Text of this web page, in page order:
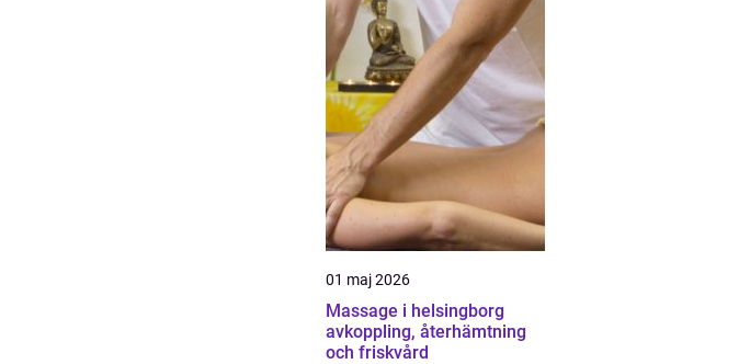
01 maj 2026
Massage i helsingborg
avkoppling, återhämtning
och friskvård